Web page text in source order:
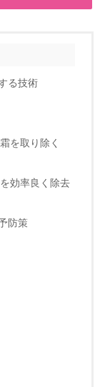
る技術
を取り除く
効率良く除去
防策